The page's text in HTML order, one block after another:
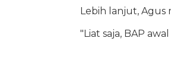
Lebih lanjut, Agus
"Liat saja, BAP